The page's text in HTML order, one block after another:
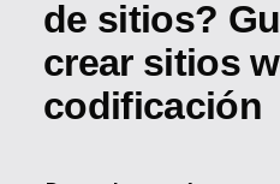
de sitios?
crear sitios
codificación